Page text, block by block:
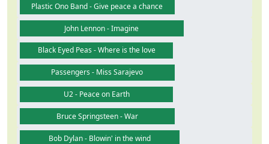
Plastic Ono Band - Give peace a chance
John Lennon - Imagine
Black Eyed Peas - Where is the love
Passengers - Miss Sarajevo
U2 - Peace on Earth
Bruce Springsteen - War
Bob Dylan - Blowin' in the wind